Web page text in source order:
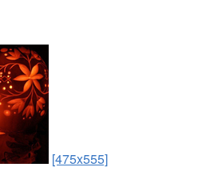
[475x555]